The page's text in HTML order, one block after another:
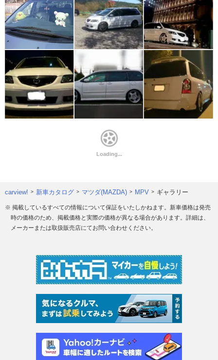
carview! 新車カタログ マツダ(MAZDA) MPV ギャラリー
※ 掲載しているすべての情報について保証をいたしかねます。新車価格は発売
時の価格のため、掲載価格と実際の価格が異なる場合があります。詳細は、
メーカーまたは取扱販売店にてお問い合わせください。